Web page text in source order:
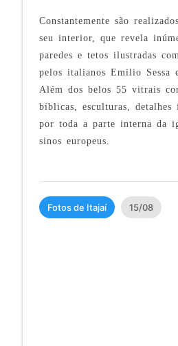
Constantemente são
seu interior, que revela
paredes e tetos ilustradas
pelos italianos Emilio Sessa
Além dos belos 55 vitrais
bíblicas, esculturas, detalhes
por toda a parte interna da
sinos europeus.
Fotos de Itajaí 15/08